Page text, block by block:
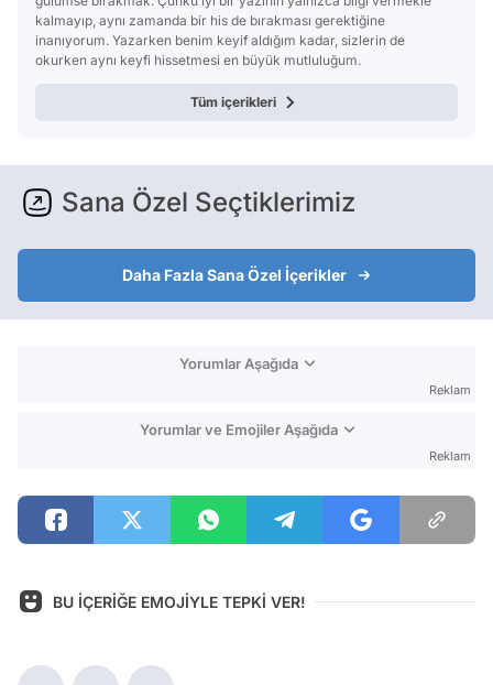
kalmayıp, aynı zamanda bir his de bırakması gerektiğine
inanıyorum. Yazarken benim keyif aldığım kadar, sizlerin de
okurken aynı keyfi hissetmesi en büyük mutluluğum.
Tüm içerikleri
Sana Özel Seçtiklerimiz
Daha Fazla Sana Özel İçerikler
Yorumlar Aşağıda
Reklam
Yorumlar ve Emojiler Aşağıda
Reklam
BU İÇERİĞE EMOJİYLE TEPKİ VER!